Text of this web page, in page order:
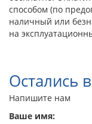
способом (по
наличный или
на
Остались
Напишите нам
Ваше имя: